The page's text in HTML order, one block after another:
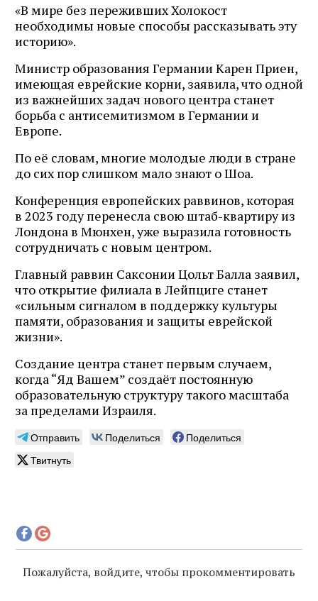
«В мире без переживших Холокост
необходимы новые способы рассказывать эту
историю».
Министр образования Германии Карен Приен,
имеющая еврейские корни, заявила, что одной
из важнейших задач нового центра станет
борьба с антисемитизмом в Германии и
Европе.
По её словам, многие молодые люди в стране
до сих пор слишком мало знают о Шоа.
Конференция европейских раввинов, которая
в 2023 году перенесла свою штаб-квартиру из
Лондона в Мюнхен, уже выразила готовность
сотрудничать с новым центром.
Главный раввин Саксонии Цольт Балла заявил,
что открытие филиала в Лейпциге станет
«сильным сигналом в поддержку культуры
памяти, образования и защиты еврейской
жизни».
Создание центра станет первым случаем,
когда “Яд Вашем” создаёт постоянную
образовательную структуру такого масштаба
за пределами Израиля.
Отправить Поделиться
Поделиться
Твитнуть
Пожалуйста, войдите, чтобы прокомментировать